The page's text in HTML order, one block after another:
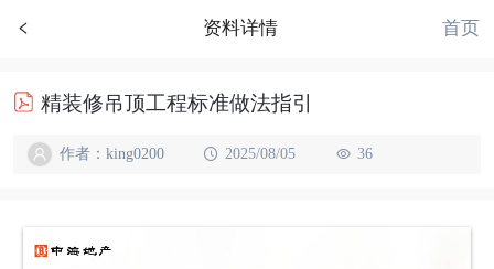
资料详情 首页
精装修吊顶工程标准做法指引
作者：king0200 2025/08/05 36